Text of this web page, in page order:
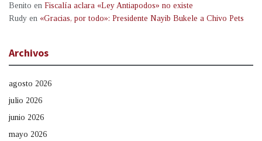
Benito en Fiscalía aclara «Ley Antiapodos» no existe
Rudy en «Gracias, por todo»: Presidente Nayib Bukele a Chivo Pets
Archivos
agosto 2026
julio 2026
junio 2026
mayo 2026